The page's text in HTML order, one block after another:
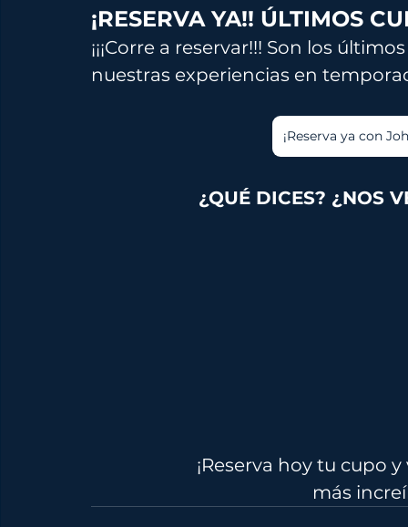
¡RESERVA YA!! ÚLTIMOS
¡¡¡Corre a reservar!!! Son los
nuestras experiencias en
¡Reserva ya con
¿QUÉ DICES? ¿NOS
¡Reserva hoy tu cupo
más